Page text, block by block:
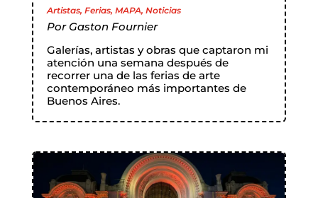
Artistas, Ferias, MAPA, Noticias
Por Gaston Fournier
Galerías, artistas y obras que captaron mi
atención una semana después de
recorrer una de las ferias de arte
contemporáneo más importantes de
Buenos Aires.